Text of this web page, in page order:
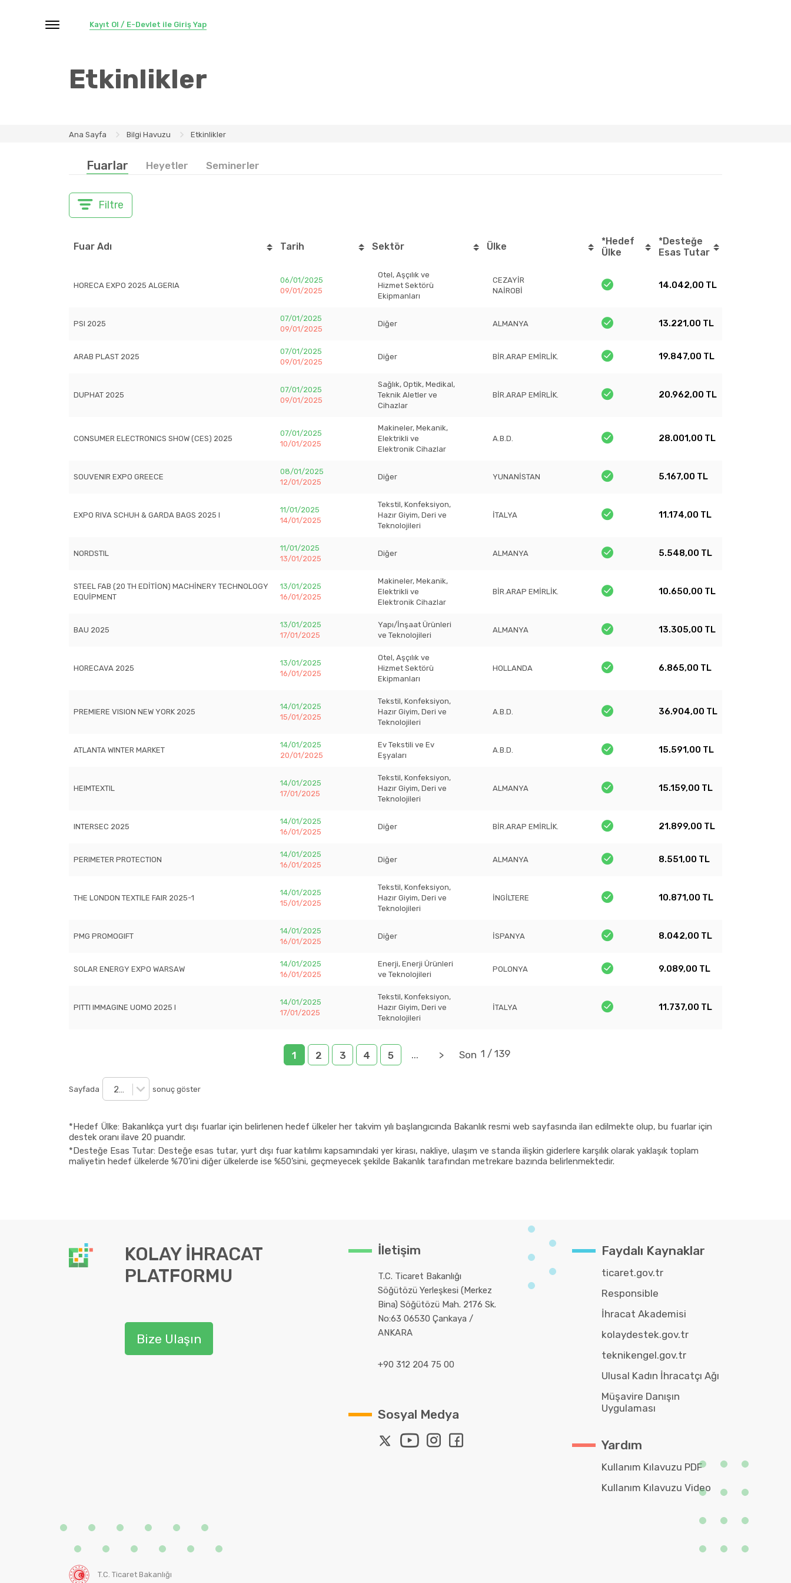
Kayıt Ol / E-Devlet ile Giriş Yap
Etkinlikler
Ana Sayfa Bilgi Havuzu Etkinlikler
Fuarlar Heyetler Seminerler
Filtre
Fuar Adı Tarih Sektör Ülke
*Hedef
Ülke
*Desteğe
Esas Tutar
HORECA EXPO 2025 ALGERIA
06/01/2025
09/01/2025
Otel, Aşçılık ve
Hizmet Sektörü
Ekipmanları
CEZAYİR
NAİROBİ
14.042,00 TL
PSI 2025
07/01/2025
09/01/2025
Diğer ALMANYA 13.221,00 TL
ARAB PLAST 2025
07/01/2025
09/01/2025
Diğer BİR.ARAP EMİRLİK. 19.847,00 TL
DUPHAT 2025
07/01/2025
09/01/2025
Sağlık, Optik, Medikal,
Teknik Aletler ve
Cihazlar
BİR.ARAP EMİRLİK. 20.962,00 TL
CONSUMER ELECTRONICS SHOW (CES) 2025
07/01/2025
10/01/2025
Makineler, Mekanik,
Elektrikli ve
Elektronik Cihazlar
A.B.D. 28.001,00 TL
SOUVENIR EXPO GREECE
08/01/2025
12/01/2025
Diğer YUNANİSTAN 5.167,00 TL
EXPO RIVA SCHUH & GARDA BAGS 2025 I
11/01/2025
14/01/2025
Tekstil, Konfeksiyon,
Hazır Giyim, Deri ve
Teknolojileri
İTALYA 11.174,00 TL
NORDSTIL
11/01/2025
13/01/2025
Diğer ALMANYA 5.548,00 TL
STEEL FAB (20 TH EDİTİON) MACHİNERY TECHNOLOGY
EQUİPMENT
13/01/2025
16/01/2025
Makineler, Mekanik,
Elektrikli ve
Elektronik Cihazlar
BİR.ARAP EMİRLİK. 10.650,00 TL
BAU 2025
13/01/2025
17/01/2025
Yapı/İnşaat Ürünleri
ve Teknolojileri
ALMANYA 13.305,00 TL
HORECAVA 2025
13/01/2025
16/01/2025
Otel, Aşçılık ve
Hizmet Sektörü
Ekipmanları
HOLLANDA 6.865,00 TL
PREMIERE VISION NEW YORK 2025
14/01/2025
15/01/2025
Tekstil, Konfeksiyon,
Hazır Giyim, Deri ve
Teknolojileri
A.B.D. 36.904,00 TL
ATLANTA WINTER MARKET
14/01/2025
20/01/2025
Ev Tekstili ve Ev
Eşyaları
A.B.D. 15.591,00 TL
HEIMTEXTIL
14/01/2025
17/01/2025
Tekstil, Konfeksiyon,
Hazır Giyim, Deri ve
Teknolojileri
ALMANYA 15.159,00 TL
INTERSEC 2025
14/01/2025
16/01/2025
Diğer BİR.ARAP EMİRLİK. 21.899,00 TL
PERIMETER PROTECTION
14/01/2025
16/01/2025
Diğer ALMANYA 8.551,00 TL
THE LONDON TEXTILE FAIR 2025-1
14/01/2025
15/01/2025
Tekstil, Konfeksiyon,
Hazır Giyim, Deri ve
Teknolojileri
İNGİLTERE 10.871,00 TL
PMG PROMOGIFT
14/01/2025
16/01/2025
Diğer İSPANYA 8.042,00 TL
SOLAR ENERGY EXPO WARSAW
14/01/2025
16/01/2025
Enerji, Enerji Ürünleri
ve Teknolojileri
POLONYA 9.089,00 TL
PITTI IMMAGINE UOMO 2025 I
14/01/2025
17/01/2025
Tekstil, Konfeksiyon,
Hazır Giyim, Deri ve
Teknolojileri
İTALYA 11.737,00 TL
1 2 3 4 5 ... > Son 1 / 139
Sayfada 20 sonuç göster
*Hedef Ülke: Bakanlıkça yurt dışı fuarlar için belirlenen hedef ülkeler her takvim yılı başlangıcında Bakanlık resmi web sayfasında ilan edilmekte olup, bu fuarlar için
destek oranı ilave 20 puandır.
*Desteğe Esas Tutar: Desteğe esas tutar, yurt dışı fuar katılımı kapsamındaki yer kirası, nakliye, ulaşım ve standa ilişkin giderlere karşılık olarak yaklaşık toplam
maliyetin hedef ülkelerde %70’ini diğer ülkelerde ise %50’sini, geçmeyecek şekilde Bakanlık tarafından metrekare bazında belirlenmektedir.
KOLAY İHRACAT
PLATFORMU
Bize Ulaşın
İletişim
T.C. Ticaret Bakanlığı
Söğütözü Yerleşkesi (Merkez
Bina) Söğütözü Mah. 2176 Sk.
No:63 06530 Çankaya /
ANKARA
+90 312 204 75 00
Sosyal Medya
Faydalı Kaynaklar
ticaret.gov.tr
Responsible
İhracat Akademisi
kolaydestek.gov.tr
teknikengel.gov.tr
Ulusal Kadın İhracatçı Ağı
Müşavire Danışın
Uygulaması
Yardım
Kullanım Kılavuzu PDF
Kullanım Kılavuzu Video
T.C. Ticaret Bakanlığı